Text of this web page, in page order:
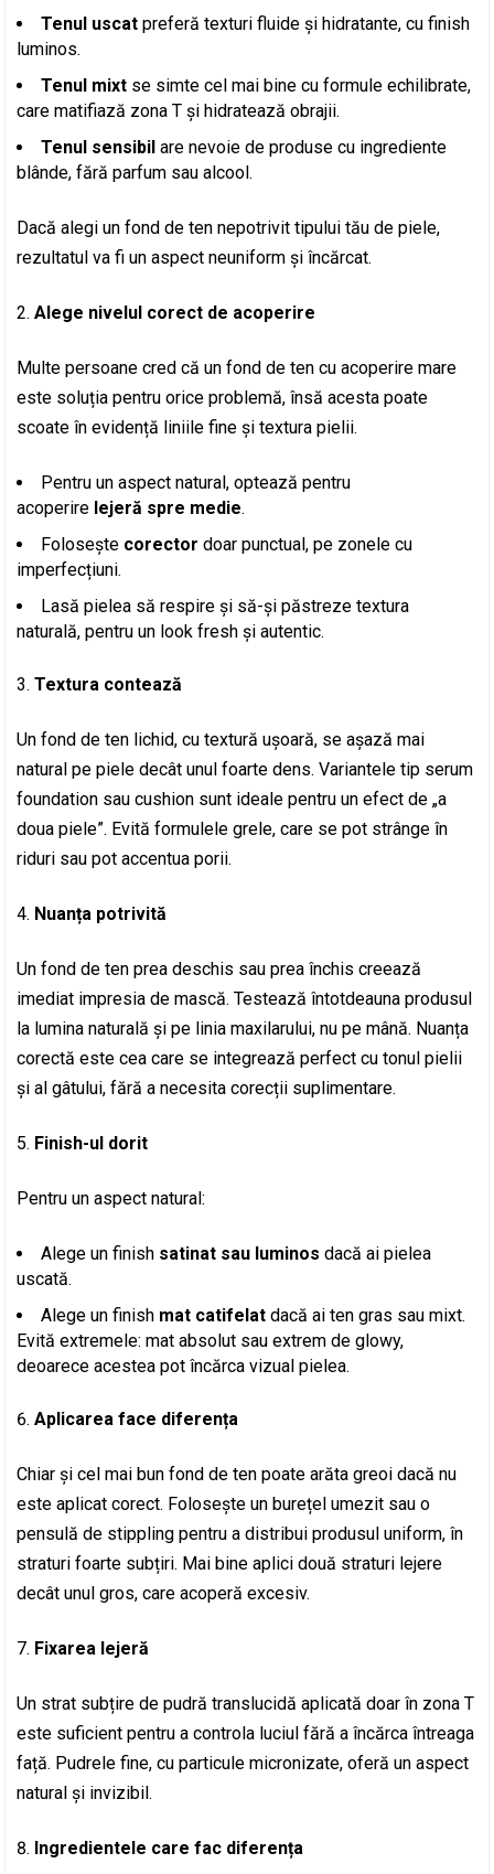
Tenul uscat preferă texturi fluide și hidratante, cu finish
luminos.
Tenul mixt se simte cel mai bine cu formule echilibrate,
care matifiază zona T și hidratează obrajii.
Tenul sensibil are nevoie de produse cu ingrediente
blânde, fără parfum sau alcool.
Dacă alegi un fond de ten nepotrivit tipului tău de piele,
rezultatul va fi un aspect neuniform și încărcat.
Alege nivelul corect de acoperire
Multe persoane cred că un fond de ten cu acoperire mare
este soluția pentru orice problemă, însă acesta poate
scoate în evidență liniile fine și textura pielii.
Pentru un aspect natural, optează pentru
acoperire lejeră spre medie.
Folosește corector doar punctual, pe zonele cu
imperfecțiuni.
Lasă pielea să respire și să-și păstreze textura
naturală, pentru un look fresh și autentic.
Textura contează
Un fond de ten lichid, cu textură ușoară, se așază mai
natural pe piele decât unul foarte dens. Variantele tip serum
foundation sau cushion sunt ideale pentru un efect de „a
doua piele”. Evită formulele grele, care se pot strânge în
riduri sau pot accentua porii.
Nuanța potrivită
Un fond de ten prea deschis sau prea închis creează
imediat impresia de mască. Testează întotdeauna produsul
la lumina naturală și pe linia maxilarului, nu pe mână. Nuanța
corectă este cea care se integrează perfect cu tonul pielii
și al gâtului, fără a necesita corecții suplimentare.
Finish-ul dorit
Pentru un aspect natural:
Alege un finish satinat sau luminos dacă ai pielea
uscată.
Alege un finish mat catifelat dacă ai ten gras sau mixt.
Evită extremele: mat absolut sau extrem de glowy,
deoarece acestea pot încărca vizual pielea.
Aplicarea face diferența
Chiar și cel mai bun fond de ten poate arăta greoi dacă nu
este aplicat corect. Folosește un burețel umezit sau o
pensulă de stippling pentru a distribui produsul uniform, în
straturi foarte subțiri. Mai bine aplici două straturi lejere
decât unul gros, care acoperă excesiv.
Fixarea lejeră
Un strat subțire de pudră translucidă aplicată doar în zona T
este suficient pentru a controla luciul fără a încărca întreaga
față. Pudrele fine, cu particule micronizate, oferă un aspect
natural și invizibil.
Ingredientele care fac diferența